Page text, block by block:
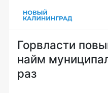
Горвласти
найм
раз